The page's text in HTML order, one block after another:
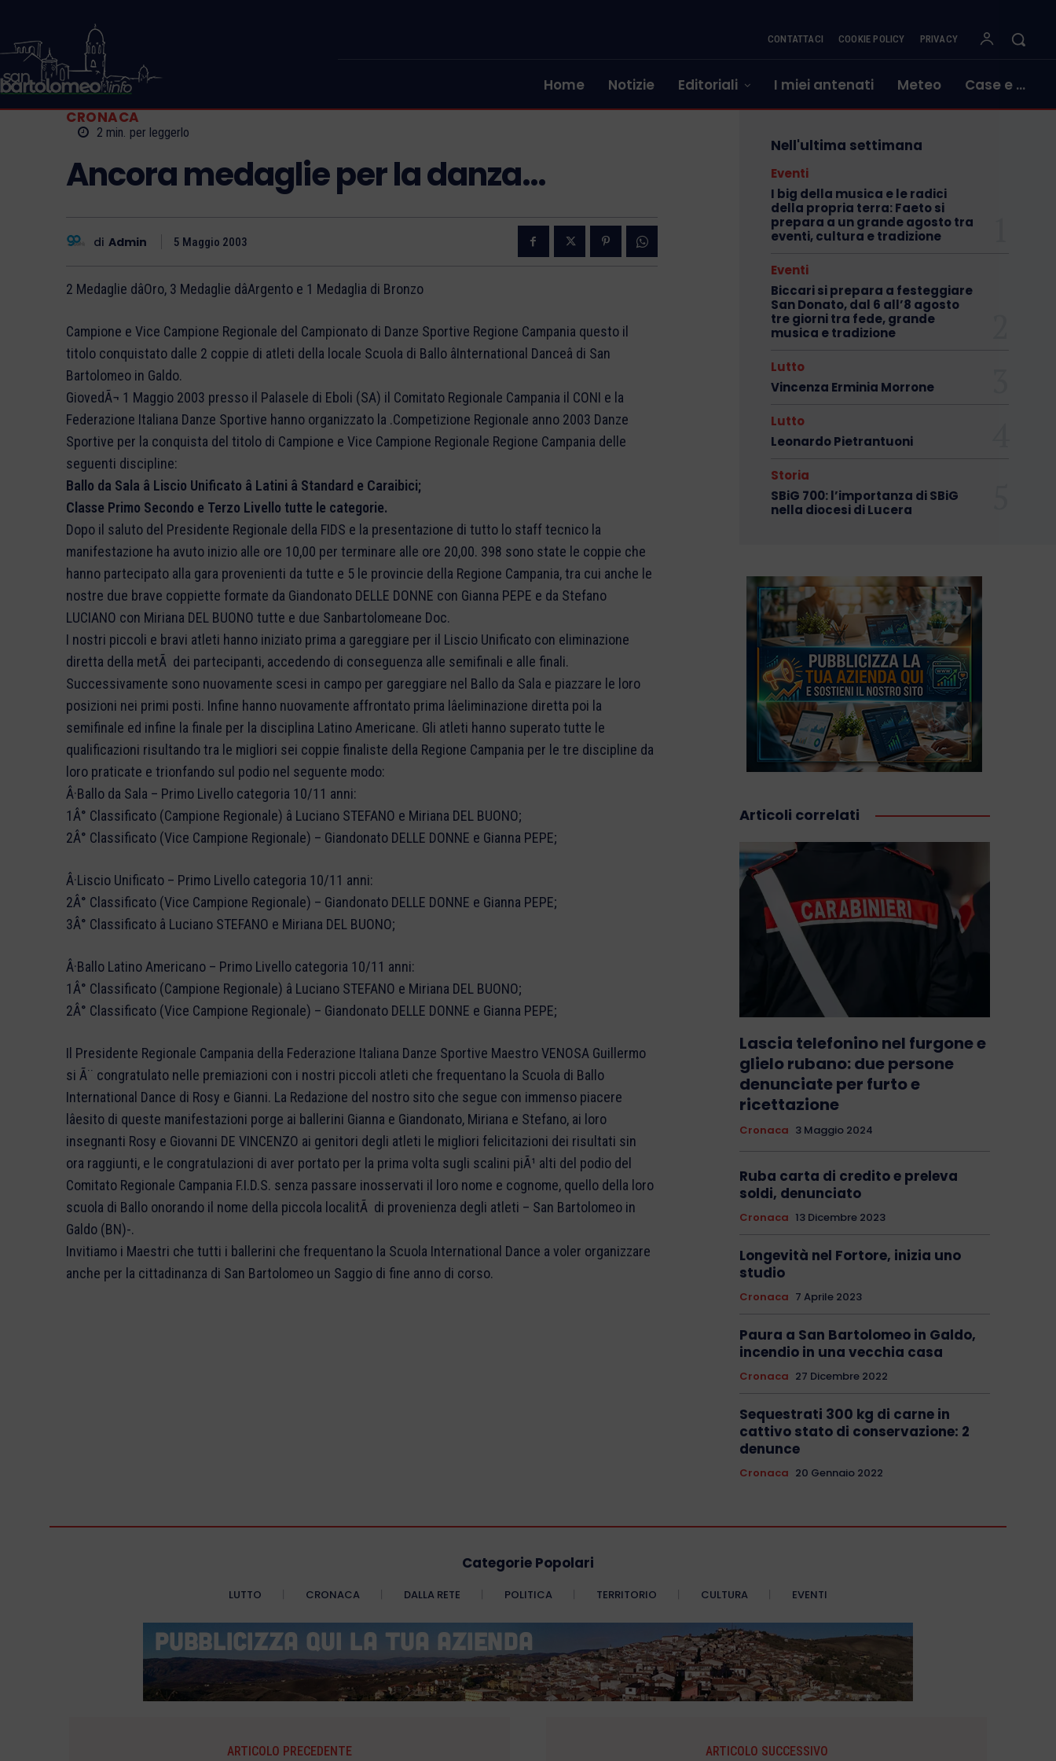
CONTATTACI COOKIE POLICY PRIVACY
Home Notizie Editoriali I miei antenati Meteo
Case e …
CRONACA
2 min. per leggerlo
Ancora medaglie per la danza…
di Admin 5 Maggio 2003
2 Medaglie dâOro, 3 Medaglie dâArgento e 1 Medaglia di Bronzo
Campione e Vice Campione Regionale del Campionato di Danze Sportive Regione Campania questo il
titolo conquistato dalle 2 coppie di atleti della locale Scuola di Ballo âInternational Danceâ di San
Bartolomeo in Galdo.
GiovedÃ¬ 1 Maggio 2003 presso il Palasele di Eboli (SA) il Comitato Regionale Campania il CONI e la
Federazione Italiana Danze Sportive hanno organizzato la .Competizione Regionale anno 2003 Danze
Sportive per la conquista del titolo di Campione e Vice Campione Regionale Regione Campania delle
seguenti discipline:
Ballo da Sala â Liscio Unificato â Latini â Standard e Caraibici;
Classe Primo Secondo e Terzo Livello tutte le categorie.
Dopo il saluto del Presidente Regionale della FIDS e la presentazione di tutto lo staff tecnico la
manifestazione ha avuto inizio alle ore 10,00 per terminare alle ore 20,00. 398 sono state le coppie che
hanno partecipato alla gara provenienti da tutte e 5 le provincie della Regione Campania, tra cui anche le
nostre due brave coppiette formate da Giandonato DELLE DONNE con Gianna PEPE e da Stefano
LUCIANO con Miriana DEL BUONO tutte e due Sanbartolomeane Doc.
I nostri piccoli e bravi atleti hanno iniziato prima a gareggiare per il Liscio Unificato con eliminazione
diretta della metÃ dei partecipanti, accedendo di conseguenza alle semifinali e alle finali.
Successivamente sono nuovamente scesi in campo per gareggiare nel Ballo da Sala e piazzare le loro
posizioni nei primi posti. Infine hanno nuovamente affrontato prima lâeliminazione diretta poi la
semifinale ed infine la finale per la disciplina Latino Americane. Gli atleti hanno superato tutte le
qualificazioni risultando tra le migliori sei coppie finaliste della Regione Campania per le tre discipline da
loro praticate e trionfando sul podio nel seguente modo:
Â·Ballo da Sala – Primo Livello categoria 10/11 anni:
1Â° Classificato (Campione Regionale) â Luciano STEFANO e Miriana DEL BUONO;
2Â° Classificato (Vice Campione Regionale) – Giandonato DELLE DONNE e Gianna PEPE;
Â·Liscio Unificato – Primo Livello categoria 10/11 anni:
2Â° Classificato (Vice Campione Regionale) – Giandonato DELLE DONNE e Gianna PEPE;
3Â° Classificato â Luciano STEFANO e Miriana DEL BUONO;
Â·Ballo Latino Americano – Primo Livello categoria 10/11 anni:
1Â° Classificato (Campione Regionale) â Luciano STEFANO e Miriana DEL BUONO;
2Â° Classificato (Vice Campione Regionale) – Giandonato DELLE DONNE e Gianna PEPE;
Il Presidente Regionale Campania della Federazione Italiana Danze Sportive Maestro VENOSA Guillermo
si Ã¨ congratulato nelle premiazioni con i nostri piccoli atleti che frequentano la Scuola di Ballo
International Dance di Rosy e Gianni. La Redazione del nostro sito che segue con immenso piacere
lâesito di queste manifestazioni porge ai ballerini Gianna e Giandonato, Miriana e Stefano, ai loro
insegnanti Rosy e Giovanni DE VINCENZO ai genitori degli atleti le migliori felicitazioni dei risultati sin
ora raggiunti, e le congratulazioni di aver portato per la prima volta sugli scalini piÃ¹ alti del podio del
Comitato Regionale Campania F.I.D.S. senza passare inosservati il loro nome e cognome, quello della loro
scuola di Ballo onorando il nome della piccola localitÃ di provenienza degli atleti – San Bartolomeo in
Galdo (BN)-.
Invitiamo i Maestri che tutti i ballerini che frequentano la Scuola International Dance a voler organizzare
anche per la cittadinanza di San Bartolomeo un Saggio di fine anno di corso.
Nell'ultima settimana
Eventi
I big della musica e le radici
della propria terra: Faeto si
prepara a un grande agosto tra
eventi, cultura e tradizione
Eventi
Biccari si prepara a festeggiare
San Donato, dal 6 all’8 agosto
tre giorni tra fede, grande
musica e tradizione
Lutto
Vincenza Erminia Morrone
Lutto
Leonardo Pietrantuoni
Storia
SBiG 700: l’importanza di SBiG
nella diocesi di Lucera
Articoli correlati
Lascia telefonino nel furgone e
glielo rubano: due persone
denunciate per furto e
ricettazione
Cronaca 3 Maggio 2024
Ruba carta di credito e preleva
soldi, denunciato
Cronaca 13 Dicembre 2023
Longevità nel Fortore, inizia uno
studio
Cronaca 7 Aprile 2023
Paura a San Bartolomeo in Galdo,
incendio in una vecchia casa
Cronaca 27 Dicembre 2022
Sequestrati 300 kg di carne in
cattivo stato di conservazione: 2
denunce
Cronaca 20 Gennaio 2022
Categorie Popolari
LUTTO CRONACA DALLA RETE POLITICA TERRITORIO CULTURA EVENTI
ARTICOLO PRECEDENTE ARTICOLO SUCCESSIVO